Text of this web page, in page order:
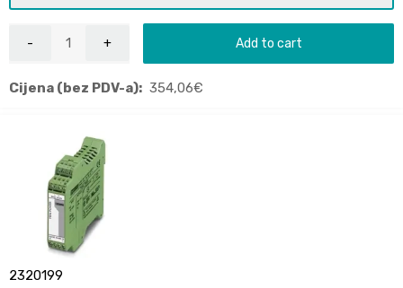
Add to cart
Cijena (bez PDV-a): 354,06€
2320199